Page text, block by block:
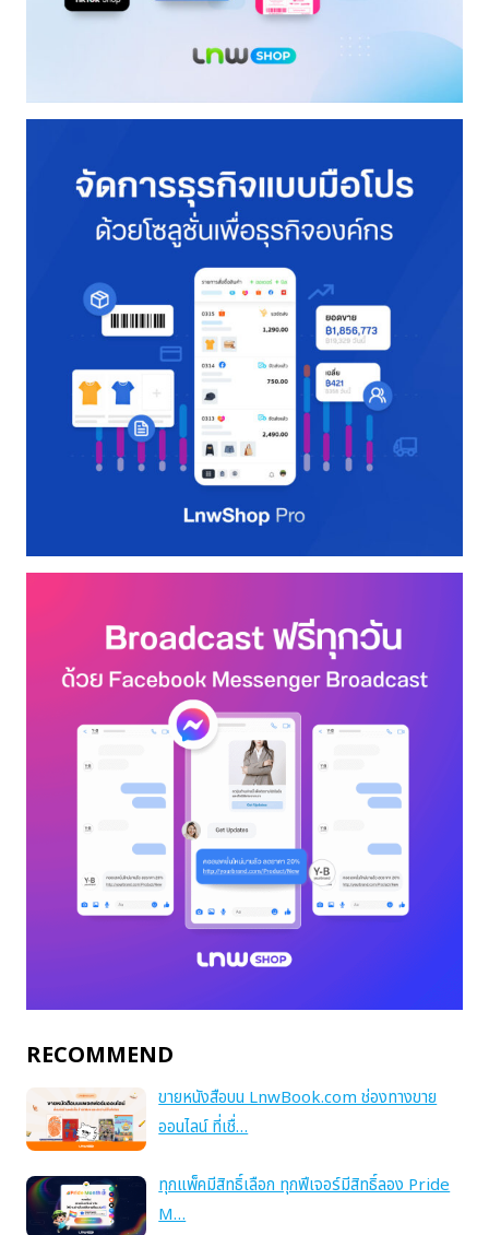
RECOMMEND
ขายหนังสือบน LnwBook.com ช่องทางขาย
ออนไลน์ ที่เชื่…
ทุกแพ็คมีสิทธิ์เลือก ทุกฟีเจอร์มีสิทธิ์ลอง Pride
M…